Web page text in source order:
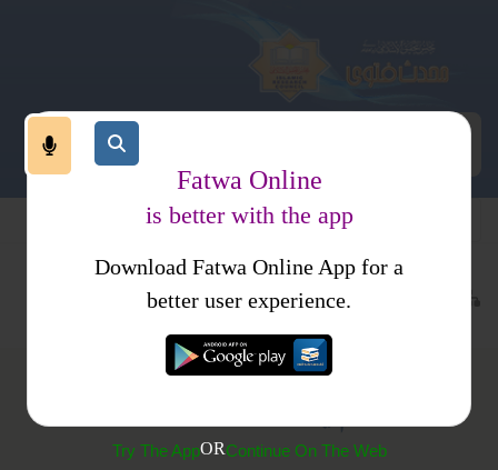
عمرہ اور حج احرام وحرم
حالت احرام میں جوابوں اور دستانوں کا استعمال
Fatwa Online
is better with the app
Download Fatwa Online App for a
better user experience.
Try The AppORContinue On The Web